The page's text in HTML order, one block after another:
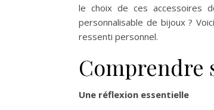
le choix de ces accessoires
personnalisable de bijoux ?
ressenti personnel.
Comprendre
Une réflexion essentielle